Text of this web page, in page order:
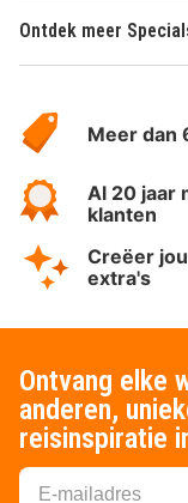
Ontdek meer
HotelSpecials
Meer dan
Al 20 jaar
klanten
Creëer
extra's
Ontvang elke
anderen,
reisinspiratie